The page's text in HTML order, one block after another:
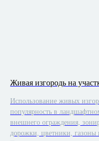
Живая изгородь на
Использование живых
популярность в
внешнего ограждения,
дорожки, цветники, газоны